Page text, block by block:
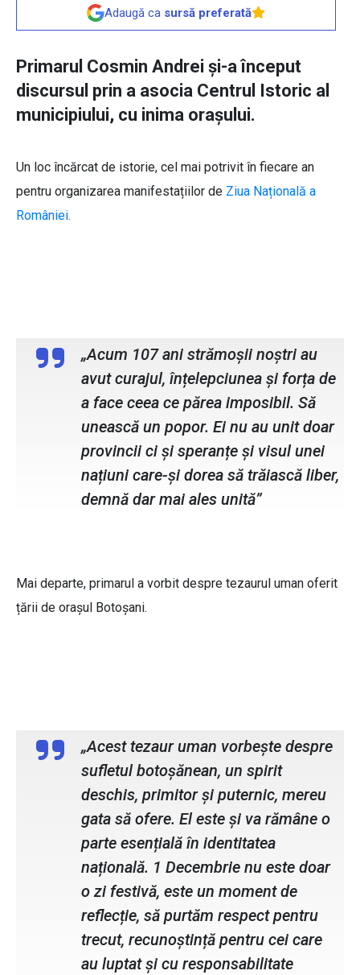
Adaugă ca sursă preferată
Primarul Cosmin Andrei și-a început
discursul prin a asocia Centrul Istoric al
municipiului, cu inima orașului.
Un loc încărcat de istorie, cel mai potrivit în fiecare an
pentru organizarea manifestațiilor de Ziua Națională a
României.
„Acum 107 ani strămoșii noștri au
avut curajul, înțelepciunea și forța de
a face ceea ce părea imposibil. Să
unească un popor. Ei nu au unit doar
provincii ci și speranțe și visul unei
națiuni care-și dorea să trăiască liber,
demnă dar mai ales unită”
Mai departe, primarul a vorbit despre tezaurul uman oferit
țării de orașul Botoșani.
„Acest tezaur uman vorbește despre
sufletul botoșănean, un spirit
deschis, primitor și puternic, mereu
gata să ofere. El este și va rămâne o
parte esențială în identitatea
națională. 1 Decembrie nu este doar
o zi festivă, este un moment de
reflecție, să purtăm respect pentru
trecut, recunoștință pentru cei care
au luptat și cu responsabilitate